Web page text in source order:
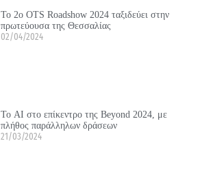
Το 2ο OTS Roadshow 2024 ταξιδεύει στην
πρωτεύουσα της Θεσσαλίας
02/04/2024
Το ΑΙ στο επίκεντρο της Beyond 2024, με
πλήθος παράλληλων δράσεων
21/03/2024